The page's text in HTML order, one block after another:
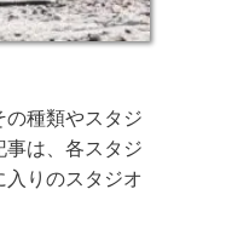
の種類やスタジ
事は、各スタジ
入りのスタジオ